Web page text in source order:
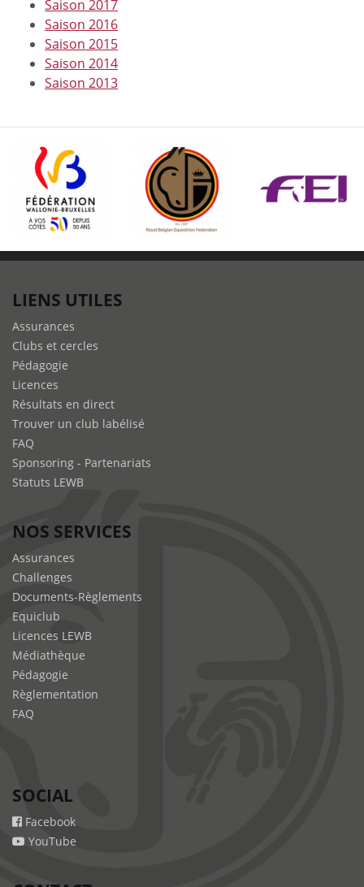
Saison 2017
Saison 2016
Saison 2015
Saison 2014
Saison 2013
LIENS UTILES
Assurances
Clubs et cercles
Pédagogie
Licences
Résultats en direct
Trouver un club labélisé
FAQ
Sponsoring - Partenariats
Statuts LEWB
NOS SERVICES
Assurances
Challenges
Documents-Règlements
Equiclub
Licences LEWB
Médiathèque
Pédagogie
Règlementation
FAQ
SOCIAL
Facebook
YouTube